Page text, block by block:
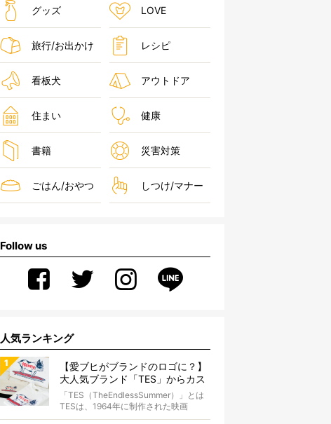
グッズ LOVE
旅行/お出かけ レシピ
看板犬 アウトドア
住まい 健康
書籍 災害対策
ごはん/おやつ しつけ/マナー
Follow us
人気ランキング
【愛ブヒがブランドのロゴに？】
大人気ブランド「TES」からカス
タムオーダーが誕生！
「TES（TheEndlessSummer）」とは
TESは、1964年に制作された映画
『The...